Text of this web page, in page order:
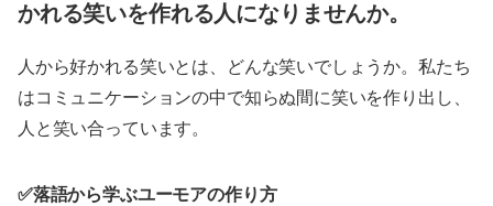
かれる笑いを作れる人になりませんか。
人から好かれる笑いとは、どんな笑いでしょうか。私たち
はコミュニケーションの中で知らぬ間に笑いを作り出し、
人と笑い合っています。
✅落語から学ぶユーモアの作り方